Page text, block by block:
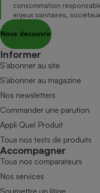
consommation
enjeux sanitaires,
Nous découvrir
Informer
S’abonner au site
S’abonner au magazine
Nos newsletters
Commander une parution
Appli Quel Produit
Tous nos tests de produits
Accompagner
Tous nos comparateurs
Nos services
Soumettre un litige